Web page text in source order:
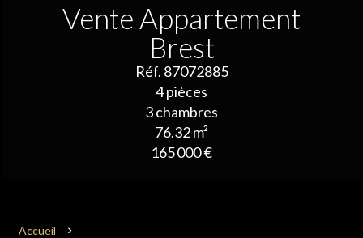
Vente Appartement
Brest
Réf. 87072885
4 pièces
3 chambres
76.32 m²
165 000 €
Accueil